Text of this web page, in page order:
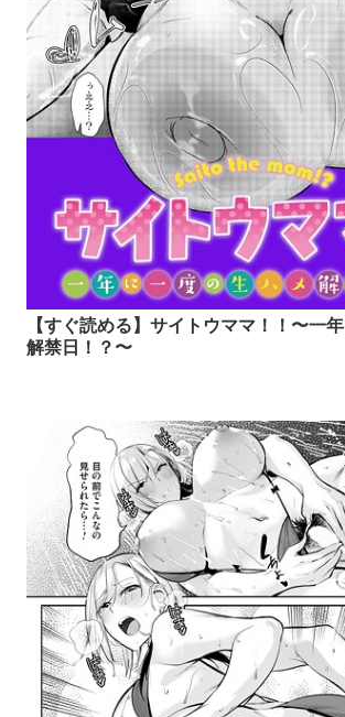
【すぐ読める】サイトウママ！！〜一
解禁日！？〜